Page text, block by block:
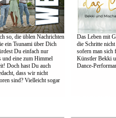
so, die üblen Nachrichten
ein Tsunami über Dich
Du einfach nur
und eine zum Himmel
Doch hast Du auch
dass wir nicht
sind? Vielleicht sogar
Das Leben mit
die Schritte
sofern man sich
Künstler Bekki
Dance-